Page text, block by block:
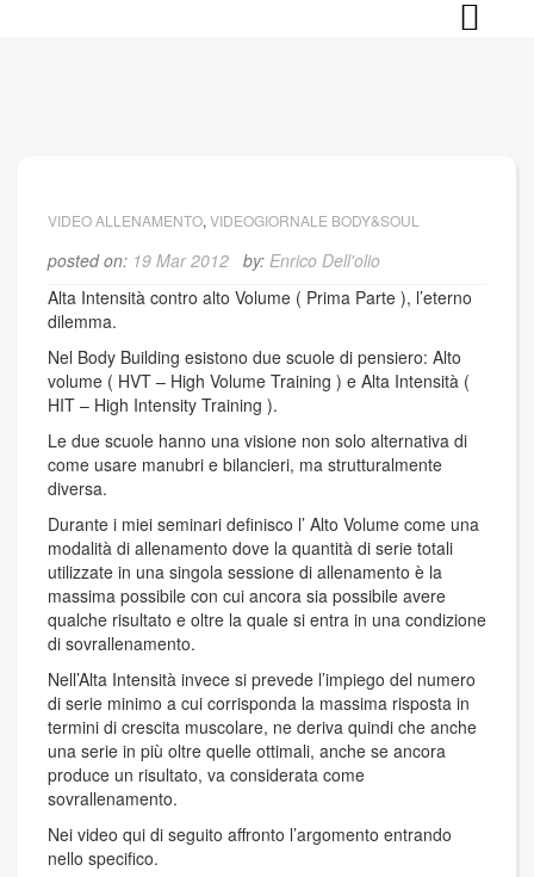
VIDEO ALLENAMENTO, VIDEOGIORNALE BODY&SOUL
posted on: 19 Mar 2012 by: Enrico Dell'olio
Alta Intensità contro alto Volume ( Prima Parte ), l’eterno
dilemma.
Nel Body Building esistono due scuole di pensiero: Alto
volume ( HVT – High Volume Training ) e Alta Intensità (
HIT – High Intensity Training ).
Le due scuole hanno una visione non solo alternativa di
come usare manubri e bilancieri, ma strutturalmente
diversa.
Durante i miei seminari definisco l’ Alto Volume come una
modalità di allenamento dove la quantità di serie totali
utilizzate in una singola sessione di allenamento è la
massima possibile con cui ancora sia possibile avere
qualche risultato e oltre la quale si entra in una condizione
di sovrallenamento.
Nell’Alta Intensità invece si prevede l’impiego del numero
di serie minimo a cui corrisponda la massima risposta in
termini di crescita muscolare, ne deriva quindi che anche
una serie in più oltre quelle ottimali, anche se ancora
produce un risultato, va considerata come
sovrallenamento.
Nei video qui di seguito affronto l’argomento entrando
nello specifico.